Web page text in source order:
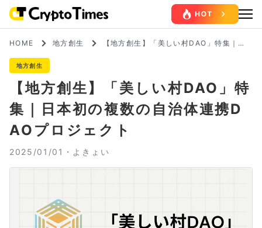
HOME 地方創生
【地方創生】「美しい村DAO」特集｜日
地方創生
【地方創生】「美しい村DAO」特
集｜日本初の複数の自治体連携D
AOプロジェクト
2025/01/01・ よきょい